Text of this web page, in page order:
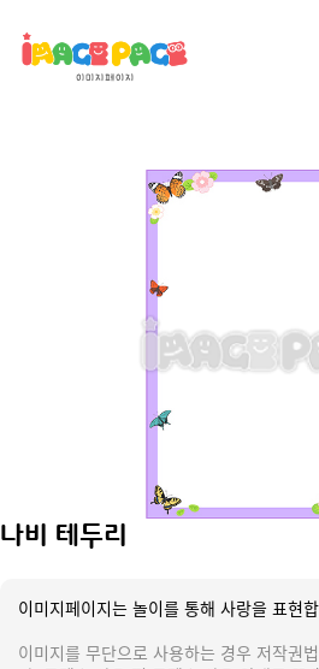
나비 테두리
이미지페이지는 놀이를 통해 사랑을 표현
이미지를 무단으로 사용하는 경우 저작권